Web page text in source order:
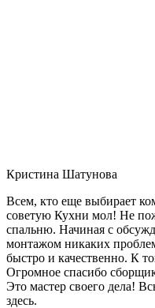
Кристина Шатунова
Всем, кто еще выбирает
советую Кухни мол! Не
спальню. Начиная с
монтажом никаких
быстро и качественно. К
Огромное спасибо
Это мастер своего дела!
здесь.